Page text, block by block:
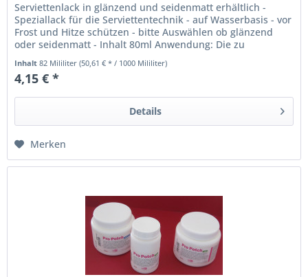
Serviettenlack in glänzend und seidenmatt erhältlich -
Speziallack für die Serviettentechnik - auf Wasserbasis - vor
Frost und Hitze schützen - bitte Auswählen ob glänzend
oder seidenmatt - Inhalt 80ml Anwendung: Die zu
bearbeitende...
Inhalt82 Mililiter(50,61 € * / 1000 Mililiter)
4,15 € *
Details
Merken